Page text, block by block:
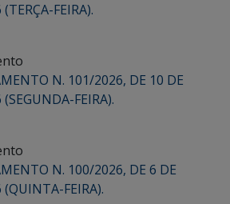
FEIRA).
N. 101/2026, DE 10 DE
FEIRA).
N. 100/2026, DE 6 DE
FEIRA).